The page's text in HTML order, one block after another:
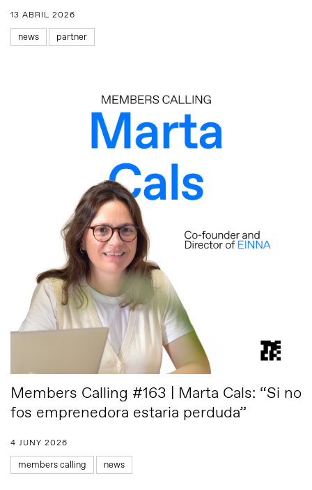
13 ABRIL 2026
news partner
Members Calling #163 | Marta Cals: “Si no
fos emprenedora estaria perduda”
4 JUNY 2026
members calling news